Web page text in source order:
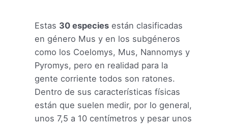
Estas 30 especiesestán clasificadas
en género Mus y en los subgéneros
como los Coelomys, Mus, Nannomys y
Pyromys, pero en realidad para la
gente corriente todos son ratones.
Dentro de sus características físicas
están que suelen medir, por lo general,
unos 7,5 a 10 centímetros y pesar unos